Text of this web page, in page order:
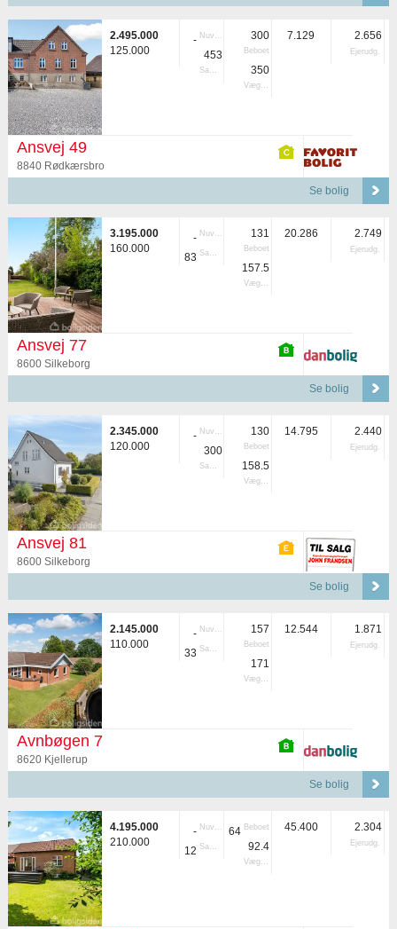
2.495.000
125.000
- Nuvær.
453
Samlet
300
Beboet
350
Vægtet
7.129 2.656
Ejerudg.
Ansvej 49
8840 Rødkærsbro
Se bolig
3.195.000
160.000
- Nuvær.
83 Samlet
131
Beboet
157.5
Vægtet
20.286 2.749
Ejerudg.
Ansvej 77
8600 Silkeborg
Se bolig
2.345.000
120.000
- Nuvær.
300
Samlet
130
Beboet
158.5
Vægtet
14.795 2.440
Ejerudg.
Ansvej 81
8600 Silkeborg
Se bolig
2.145.000
110.000
- Nuvær.
33 Samlet
157
Beboet
171
Vægtet
12.544 1.871
Ejerudg.
Avnbøgen 7
8620 Kjellerup
Se bolig
4.195.000
210.000
- Nuvær.
12 Samlet
64 Beboet
92.4
Vægtet
45.400 2.304
Ejerudg.